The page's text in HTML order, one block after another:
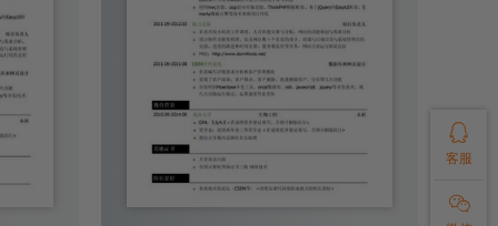

客服
